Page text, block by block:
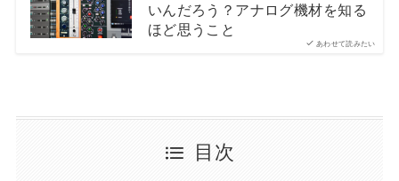
あわせて読みたい
いんだろう？アナログ機材を知る
ほど思うこと
目次